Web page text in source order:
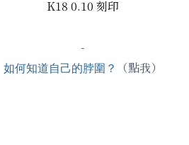
K18 0.10 刻印
-
如何知道自己的脖圍？ （點我）